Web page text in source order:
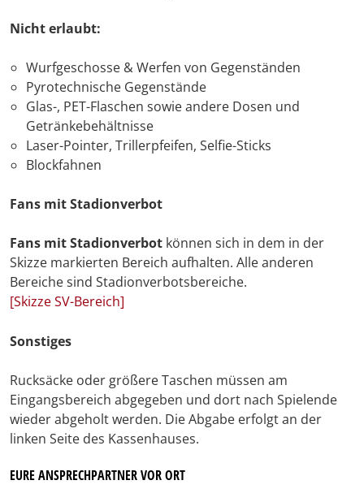
Nicht erlaubt:
Wurfgeschosse & Werfen von Gegenständen
Pyrotechnische Gegenstände
Glas-, PET-Flaschen sowie andere Dosen und
Getränkebehältnisse
Laser-Pointer, Trillerpfeifen, Selfie-Sticks
Blockfahnen
Fans mit Stadionverbot
Fans mit Stadionverbot können sich in dem in der
Skizze markierten Bereich aufhalten. Alle anderen
Bereiche sind Stadionverbotsbereiche.
[Skizze SV-Bereich]
Sonstiges
Rucksäcke oder größere Taschen müssen am
Eingangsbereich abgegeben und dort nach Spielende
wieder abgeholt werden. Die Abgabe erfolgt an der
linken Seite des Kassenhauses.
EURE ANSPRECHPARTNER VOR ORT